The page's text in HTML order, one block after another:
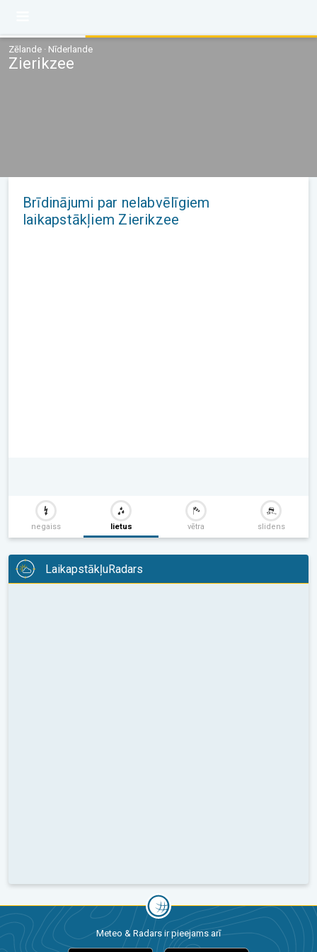
Zēlande · Nīderlande
Zierikzee
Brīdinājumi par nelabvēlīgiem
laikapstākļiem Zierikzee
negaiss lietus vētra slidens
LaikapstākļuRadars
Meteo & Radars ir pieejams arī